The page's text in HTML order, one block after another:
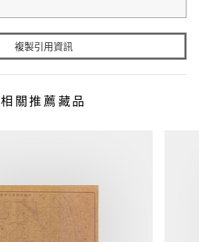
複製引用資訊
相關推薦藏品